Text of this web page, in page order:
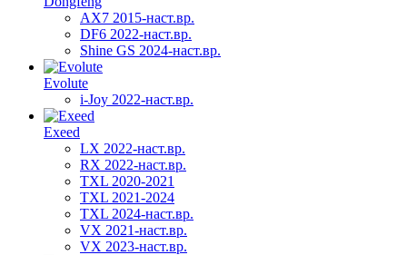
AX7 2015-наст.вр.
DF6 2022-наст.вр.
Shine GS 2024-наст.вр.
Evolute
i-Joy 2022-наст.вр.
Exeed
LX 2022-наст.вр.
RX 2022-наст.вр.
TXL 2020-2021
TXL 2021-2024
TXL 2024-наст.вр.
VX 2021-наст.вр.
VX 2023-наст.вр.